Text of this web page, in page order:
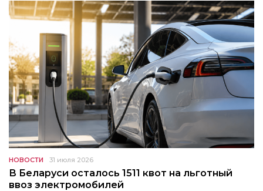
НОВОСТИ 31 июля 2026
В Беларуси осталось 1511 квот на льготный
ввоз электромобилей